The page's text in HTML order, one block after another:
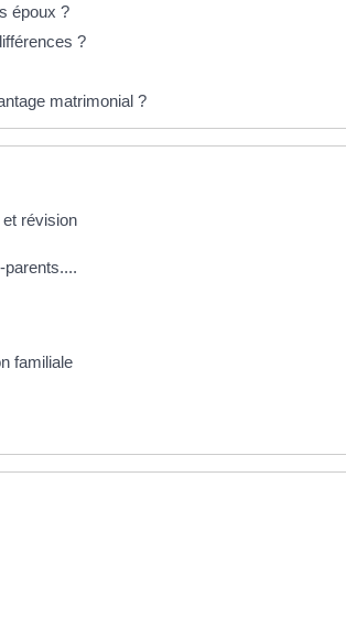
époux ?
?
matrimonial ?
révision
parents....
familiale